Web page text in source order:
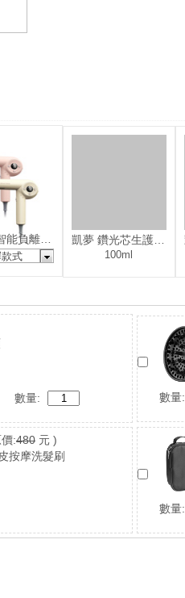
凱夢 AI智能負離子吹風機(國際電壓)
式
凱夢 鑽光芯生護髮油(保濕)
100ml
數量:
數量:
:480 元 )
按摩洗髮刷
數量: